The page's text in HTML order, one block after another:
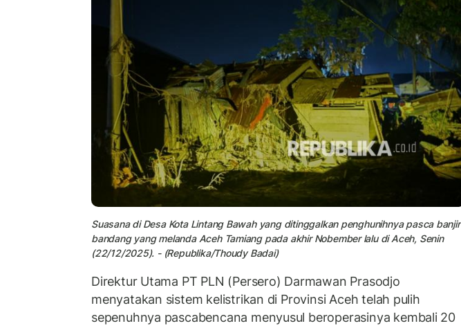
Suasana diDesa Kota Lintang Bawah yang ditinggalkan penghunihnya pasca banjir
bandang yang melanda Aceh Tamiang pada akhir Nobember lalu di Aceh, Senin
(22/12/2025). - (Republika/Thoudy Badai)
Direktur Utama PT PLN (Persero) Darmawan Prasodjo
menyatakan sistem kelistrikan di Provinsi Aceh telah pulih
sepenuhnya pascabencana menyusul beroperasinya kembali 20